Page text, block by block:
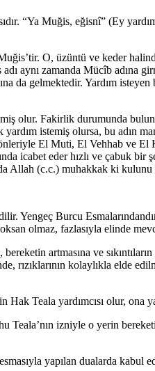
“Ya Muğis, eğisnî” (Ey
O, üzüntü ve keder
aynı zamanda Mücîb adına
da gelmektedir. Yardım
olur. Fakirlik durumunda
istemiş olursa, bu adın
El Muti, El Vehhab ve
icabet eder hızlı ve çabuk bir
Allah (c.c.) muhakkak ki kulunu
Yengeç Burcu
olmaz, fazlasıyla elinde
artmasına ve sıkıntıların
rızıklarının kolaylıkla elde
Teala yardımcısı olur, ona
Teala’nın izniyle o yerin
yapılan dualarda kabul